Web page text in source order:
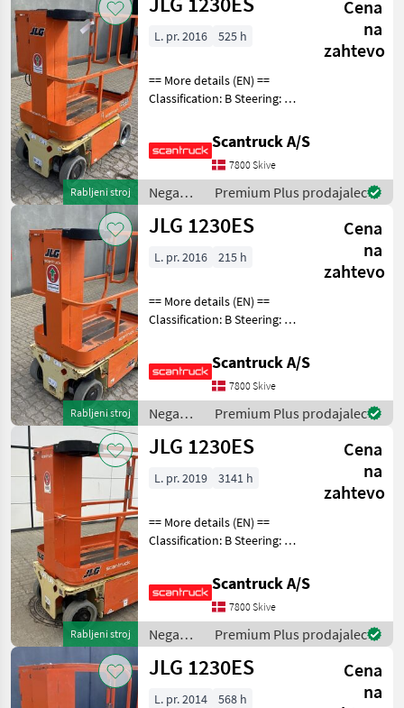
JLG
Rabljeni stroj
Cena
na
zahtevo
L. pr. 2016 525 h
== More details (EN) ==
Classification: B Steering: 2
type: Afsmitningsfrie hjul,
str. 100 x 323 Wheel rear
type: Afsmitningsfrie hjul,
Scantruck A/S
7800 Skive
Nega
dreves /
JLG
Premium Plus prodajalec
Rabljeni stroj
JLG 1230ES
Cena
na
zahtevo
L. pr. 2016 215 h
== More details (EN) ==
Classification: B Steering: 2
type: Afsmitningsfrie hjul,
str. 100 x 323 Wheel rear
type: Afsmitningsfrie hjul,
Scantruck A/S
7800 Skive
Nega
dreves /
JLG
Premium Plus prodajalec
Rabljeni stroj
JLG 1230ES
Cena
na
zahtevo
L. pr. 2019 3141 h
== More details (EN) ==
Classification: B Steering: 2
brand: Camso Wheel front
type: Massive Wheel rear
brand: Camso Wheel rear
type: M
Scantruck A/S
7800 Skive
Nega
dreves /
JLG
Premium Plus prodajalec
JLG 1230ES
Cena
na
L. pr. 2014 568 h